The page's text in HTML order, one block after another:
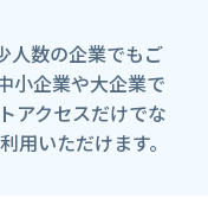
人数の企業でもご
小企業や大企業で
アクセスだけでな
用いただけます。